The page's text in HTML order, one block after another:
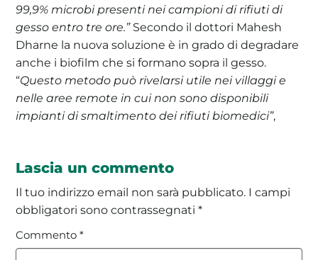
99,9% microbi presenti nei campioni di rifiuti di
gesso entro tre ore.”Secondo il dottori Mahesh
Dharne la nuova soluzione è in grado di degradare
anche i biofilm che si formano sopra il gesso.
“Questo metodo può rivelarsi utile nei villaggi e
nelle aree remote in cui non sono disponibili
impianti di smaltimento dei rifiuti biomedici”,
Lascia un commento
Il tuo indirizzo email non sarà pubblicato. I campi
obbligatori sono contrassegnati*
Commento*